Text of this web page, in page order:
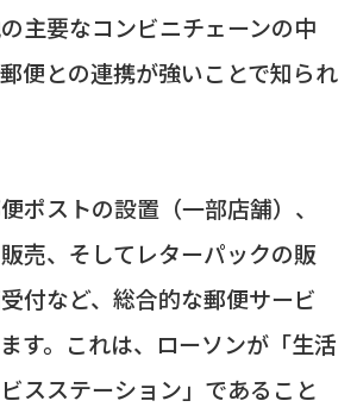
主要なコンビニチェーンの中
便との連携が強いことで知られ
ポストの設置（一部店舗）、
売、そしてレターパックの販
付など、総合的な郵便サービ
す。これは、ローソンが「生活
スステーション」であること